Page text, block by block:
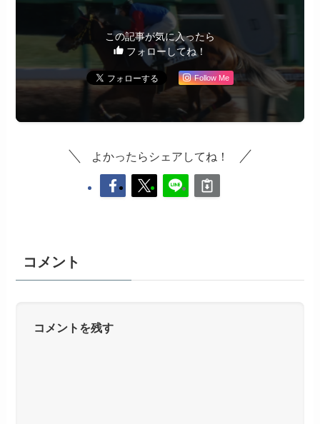
この記事が気に入ったら
フォローしてね！
Follow Me
よかったらシェアしてね！
コメント
コメントを残す